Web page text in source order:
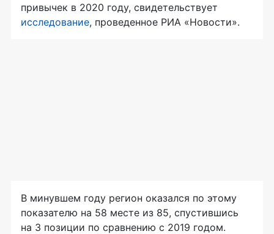
привычек в 2020 году, свидетельствует
исследование, проведенное РИА «Новости».
В минувшем году регион оказался по этому
показателю на 58 месте из 85, спустившись
на 3 позиции по сравнению с 2019 годом.